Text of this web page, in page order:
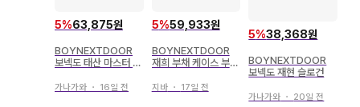
5%63,875원
BOYNEXTDOOR
보넥도 태산 마스터 슬
가나가와 ・ 16일 전
5%59,933원
BOYNEXTDOOR
재희 부채 케이스 부채
지바・ 17일 전
5%38,368원
BOYNEXTDOOR
보넥도 재현 슬로건
가나가와 ・ 20일 전